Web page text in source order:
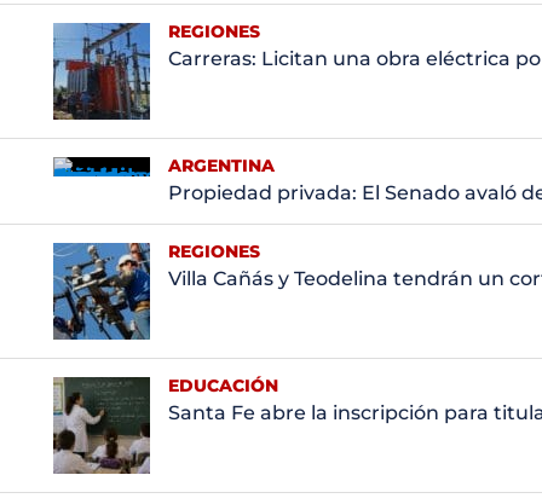
REGIONES
Carreras: Licitan una obra eléctrica
ARGENTINA
Propiedad privada: El Senado avaló
REGIONES
Villa Cañás y Teodelina tendrán un
EDUCACIÓN
Santa Fe abre la inscripción para